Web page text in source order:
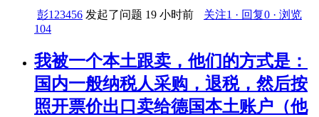
彭123456 发起了问题 19 小时前
关注1 · 回复0 · 浏览
104
我被一个本土跟卖，他们的方式是：
国内一般纳税人采购，退税，然后按
照开票价出口卖给德国本土账户（他